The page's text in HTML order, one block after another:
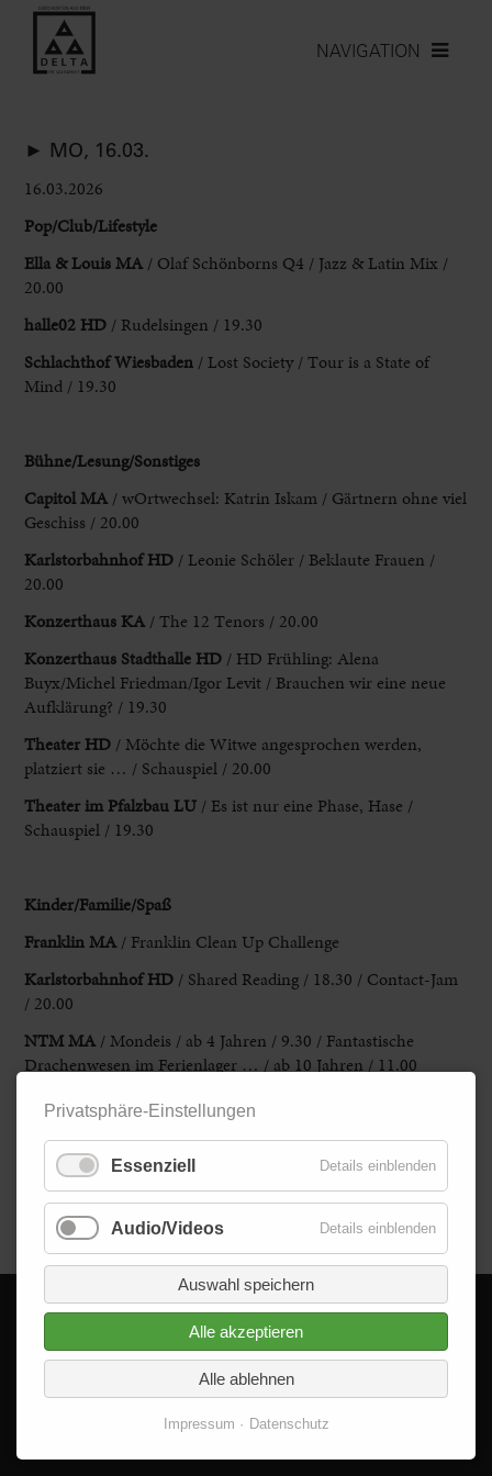
NAVIGATION
► MO, 16.03.
16.03.2026
Pop/Club/Lifestyle
Ella & Louis MA / Olaf Schönborns Q4 / Jazz & Latin Mix /
20.00
halle02 HD / Rudelsingen / 19.30
Schlachthof Wiesbaden / Lost Society / Tour is a State of
Mind / 19.30
Bühne/Lesung/Sonstiges
Capitol MA / wOrtwechsel: Katrin Iskam / Gärtnern ohne viel
Geschiss / 20.00
Karlstorbahnhof HD / Leonie Schöler / Beklaute Frauen /
20.00
Konzerthaus KA / The 12 Tenors / 20.00
Konzerthaus Stadthalle HD / HD Frühling: Alena
Buyx/Michel Friedman/Igor Levit / Brauchen wir eine neue
Aufklärung? / 19.30
Theater HD / Möchte dieWitwe angesprochen werden,
platziert sie … / Schauspiel / 20.00
Theater im Pfalzbau LU / Es ist nur eine Phase, Hase /
Schauspiel / 19.30
Kinder/Familie/Spaß
Franklin MA / Franklin Clean Up Challenge
Karlstorbahnhof HD / Shared Reading / 18.30 / Contact-Jam
/ 20.00
NTM MA / Mondeis / ab 4 Jahren / 9.30 / Fantastische
Drachenwesen im Ferienlager … / ab 10 Jahren / 11.00
Rosengarten MA / START Rhein-Neckar 2025 / ab 16.00
Theater HD/ MEINS und DEINS / ab 3 Jahren / 9.30 & 10.45
Zurück
© 2026 - Delta im Quadrat GmbH
Alle Rechte vorbehalten.
Privatsphäre-Einstellungen
Essenziell Details einblenden
Audio/Videos Details einblenden
Auswahl speichern
Alle akzeptieren
Alle ablehnen
Impressum Datenschutz